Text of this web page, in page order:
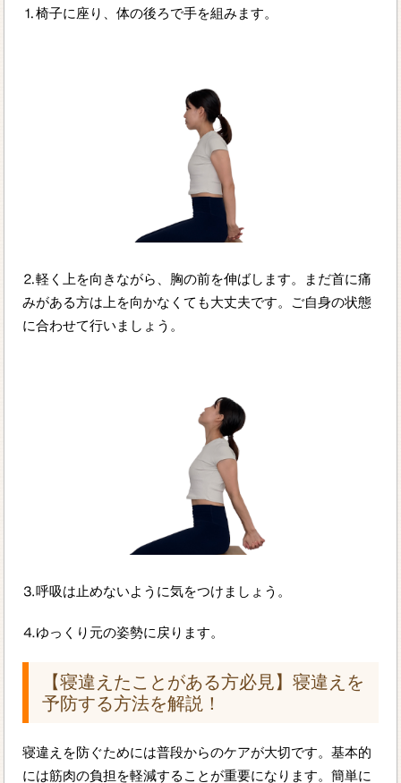
⒈椅子に座り、体の後ろで手を組みます。
⒉軽く上を向きながら、胸の前を伸ばします。まだ首に痛
みがある方は上を向かなくても大丈夫です。ご自身の状態
に合わせて行いましょう。
⒊呼吸は止めないように気をつけましょう。
⒋ゆっくり元の姿勢に戻ります。
【寝違えたことがある方必見】寝違えを
予防する方法を解説！
寝違えを防ぐためには普段からのケアが大切です。基本的
には筋肉の負担を軽減することが重要になります。簡単に